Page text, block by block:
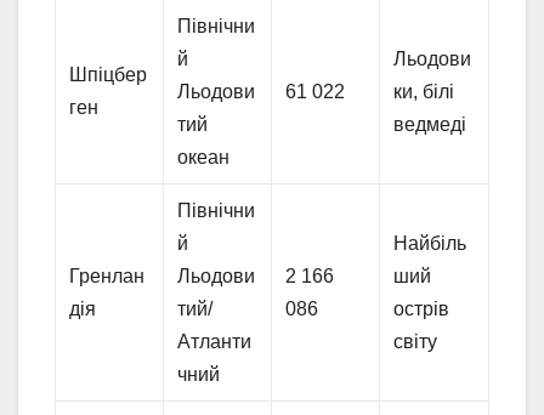
Шпіцбер
ген
Північни
й
Льодови
тий
океан
61 022
Льодови
ки, білі
ведмеді
Гренлан
дія
Північни
й
Льодови
тий/
Атланти
чний
2 166
086
Найбіль
ший
острів
світу